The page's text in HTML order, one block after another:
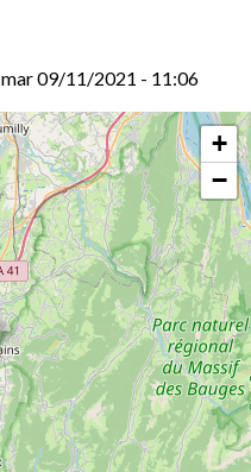
mar 09/11/2021 - 11:06
+
−